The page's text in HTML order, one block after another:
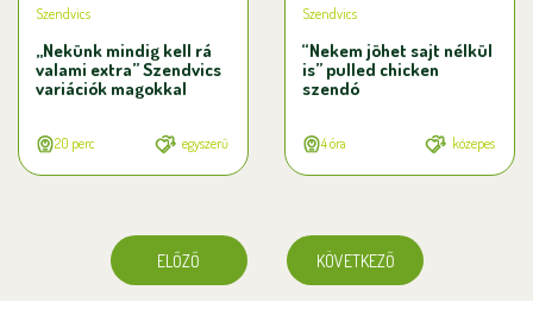
Szendvics
„Nekünk mindig kell rá
valami extra” Szendvics
variációk magokkal
20 perc egyszerű
Szendvics
“Nekem jöhet sajt nélkül
is” pulled chicken
szendó
4 óra közepes
ELŐZŐ KÖVETKEZŐ